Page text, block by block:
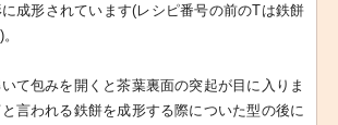
成形されています(レシピ番号の前のTは鉄餅
て包みを開くと茶葉裏面の突起が目に入りま
言われる鉄餅を成形する際についた型の後に